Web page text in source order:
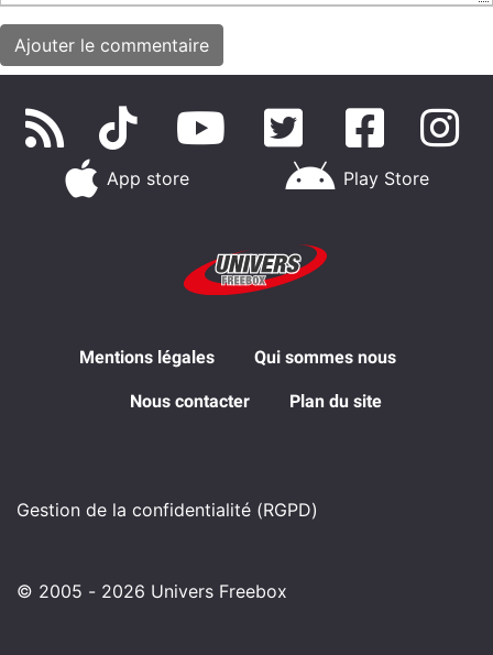
App store Play Store
Mentions légales Qui sommes nous
Nous contacter Plan du site
Gestion de la confidentialité (RGPD)
© 2005 - 2026 Univers Freebox